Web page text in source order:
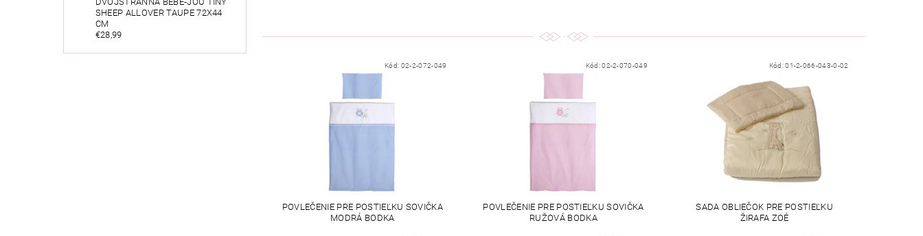
SHEEP ALLOVER TAUPE 72X44
CM
€28,99
Kód: 02-2-072-049
POVLEČENIE PRE POSTIEĽKU SOVIČKA
MODRÁ BODKA
Kód:02-2-070-049
POVLEČENIE PRE POSTIEĽKU SOVIČKA
RUŽOVÁ BODKA
Kód:01-2-066-043-0-02
SADA OBLIEČOK PRE POSTIEĽKU
ŽIRAFA ZOÉ